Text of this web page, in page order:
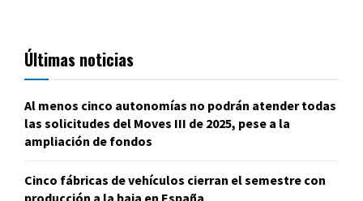
Últimas noticias
Al menos cinco autonomías no podrán atender todas
las solicitudes del Moves III de 2025, pese a la
ampliación de fondos
Cinco fábricas de vehículos cierran el semestre con